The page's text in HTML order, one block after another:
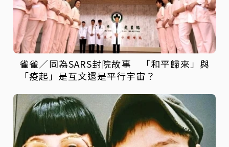
雀雀／同為SARS封院故事 「和平歸來」與
「疫起」是互文還是平行宇宙？